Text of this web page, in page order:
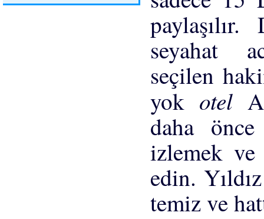
seyahat
seçilen
yok otel
daha
izlemek ve
edin.
temiz ve